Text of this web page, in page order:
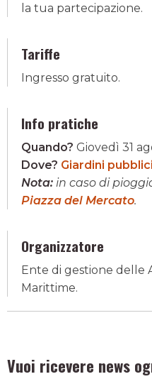
la tua partecipazione.
Tariffe
Ingresso gratuito.
Info pratiche
Quando? Giovedì 31
Dove? Giardini pubblici
Nota: in caso di
Piazza del Mercato.
Organizzatore
Ente di gestione delle
Marittime.
Vuoi ricevere news